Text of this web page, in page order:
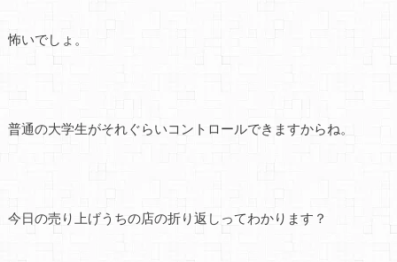
怖いでしょ。
普通の大学生がそれぐらいコントロールできますからね。
今日の売り上げうちの店の折り返しってわかります？